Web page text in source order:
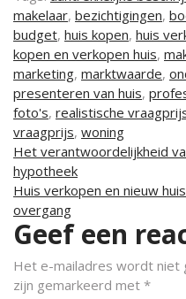
makelaar, bezichtigingen,
budget, huis kopen, huis
kopen en verkopen huis,
marketing, marktwaarde,
presenteren van huis,
foto's, realistische
vraagprijs, woning
Het verantwoordelijkheid
hypotheek
Huis verkopen en nieuw
overgang
Geef een
Het e-mailadres wordt niet
zijn gemarkeerd met *